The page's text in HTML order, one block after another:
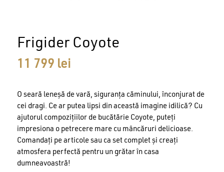
Frigider Coyote
11 799 lei
O seară leneșă de vară, siguranța căminului, înconjurat de
cei dragi. Ce ar putea lipsi din această imagine idilică? Cu
ajutorul compozițiilor de bucătărie Coyote, puteți
impresiona o petrecere mare cu mâncăruri delicioase.
Comandați pe articole sau ca set complet și creați
atmosfera perfectă pentru un grătar în casa
dumneavoastră!